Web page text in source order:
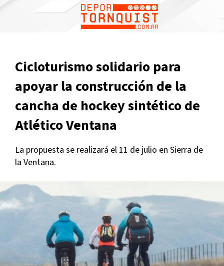
Cicloturismo solidario para
apoyar la construcción de la
cancha de hockey sintético de
Atlético Ventana
La propuesta se realizará el 11 de julio en Sierra de
la Ventana.